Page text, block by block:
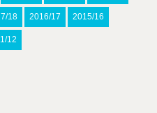
18 2016/17 2015/16
12